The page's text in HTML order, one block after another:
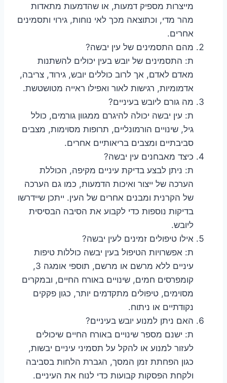
מייצרות מספיק דמעות, או שהדמעות מתאדות
מהר מדי, וכתוצאה מכך לאי נוחות, גירוי ותסמינים
אחרים.
מהם התסמינים של עין יבשה?
ת: התסמינים של יובש בעין יכולים להשתנות
מאדם לאדם, אך לרוב כוללים יובש, גירוד, צריבה,
אדמומיות, רגישות לאור ואפילו ראייה מטושטשת.
מה גורם ליובש בעיניים?
ת: עין יבשה יכולה להיגרם ממגוון גורמים, כולל
גיל, שינויים הורמונליים, תרופות מסוימות, מצבים
סביבתיים ומצבים בריאותיים אחרים.
כיצד מאבחנים עין יבשה?
ת: ניתן לבצע בדיקת עיניים מקיפה, הכוללת
הערכה של ייצור ואיכות הדמעות, כמו גם הערכה
של הקרנית ומבנים אחרים של העין. ייתכן שיידרשו
בדיקות נוספות כדי לקבוע את הסיבה הבסיסית
ליובש.
אילו טיפולים זמינים לעין יבשה?
ת: אפשרויות הטיפול בעין יבשה כוללות טיפות
עיניים ללא מרשם או מרשם, תוספי אומגה 3,
קומפרסים חמים, שינויים באורח החיים, ובמקרים
מסוימים, טיפולים מתקדמים יותר, כגון פקקים
נקודתיים או ניתוח.
האם ניתן למנוע יובש בעיניים?
ת: ישנם מספר שינויים באורח החיים שיכולים
לעזור למנוע או להקל על תסמיני עיניים יבשות,
כגון הפחתת זמן המסך, הגברת הלחות בסביבה
ולקחת הפסקות קבועות כדי לנוח את העיניים.